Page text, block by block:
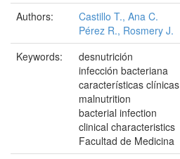
Authors:
Castillo T., Ana C.
Pérez R., Rosmery J.
Keywords:
desnutrición
infección bacteriana
características clínicas
malnutrition
bacterial infection
clinical characteristics
Facultad de Medicina